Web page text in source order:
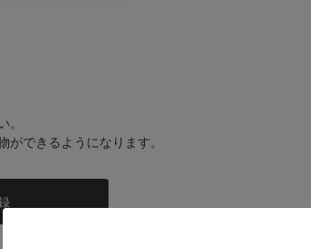
。
できるようになります。